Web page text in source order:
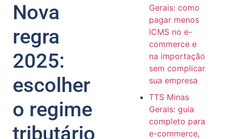
Nova
regra
2025:
escolher
o regime
tributário
Gerais: como
pagar menos
ICMS no e-
commerce e
na importação
sem complicar
sua empresa
TTS Minas
Gerais: guia
completo para
e-commerce,